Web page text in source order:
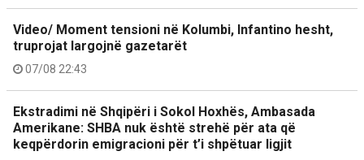
Video/ Moment tensioni në Kolumbi, Infantino hesht,
truprojat largojnë gazetarët
07/08 22:43
Ekstradimi në Shqipëri i Sokol Hoxhës, Ambasada
Amerikane: SHBA nuk është strehë për ata që
keqpërdorin emigracioni për t’i shpëtuar ligjit